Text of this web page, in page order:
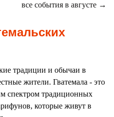
все события в августе →
традиции и обычаи в
жители. Гватемала - это
спектром традиционных
которые живут в